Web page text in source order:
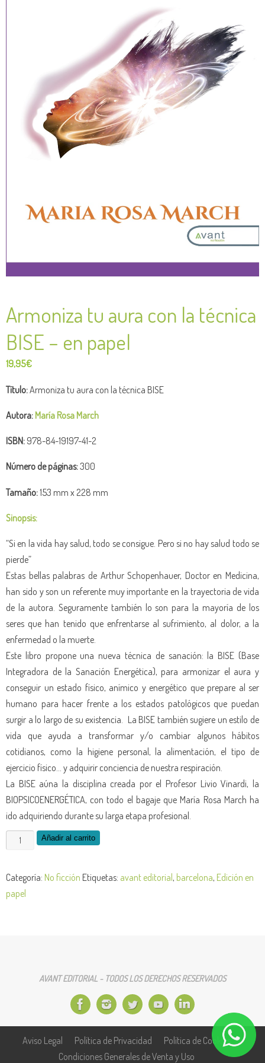
Armoniza tu aura con la técnica
BISE – en papel
19,95€
Título:Armoniza tu aura con la técnica BISE
Autora:María Rosa March
ISBN:978-84-19197-41-2
Número de páginas:300
Tamaño:153 mm x 228 mm
Sinopsis:
“Si en la vida hay salud, todo se consigue. Pero si no hay salud todo se
pierde”
Estas bellas palabras de Arthur Schopenhauer, Doctor en Medicina,
han sido y son un referente muy importante en la trayectoria de vida
de la autora. Seguramente también lo son para la mayoría de los
seres que han tenido que enfrentarse al sufrimiento, al dolor, a la
enfermedad o la muerte.
Este libro propone una nueva técnica de sanación: la BISE (Base
Integradora de la Sanación Energética), para armonizar el aura y
conseguir un estado físico, anímico y energético que prepare al ser
humano para hacer frente a los estados patológicos que puedan
surgir a lo largo de su existencia. La BISE también sugiere un estilo de
vida que ayuda a transformar y/o cambiar algunos hábitos
cotidianos, como la higiene personal, la alimentación, el tipo de
ejercicio físico… y adquirir conciencia de nuestra respiración.
La BISE aúna la disciplina creada por el Profesor Livio Vinardi, la
BIOPSICOENERGÉTICA, con todo el bagaje que María Rosa March ha
ido adquiriendo durante su larga etapa profesional.
Armoniza
la
Añadir al carrito
Categoría: No ficción Etiquetas: avant editorial, barcelona, Edición en
papel
AVANT EDITORIAL - TODOS LOS DERECHOS RESERVADOS
Aviso Legal Política de Privacidad
Política de Cookies
Condiciones Generales de Venta y Uso